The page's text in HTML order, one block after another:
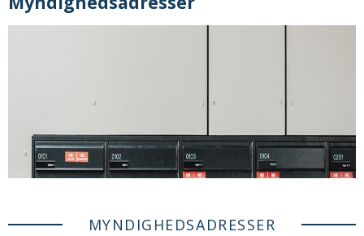
MYNDIGHEDSADRESSER